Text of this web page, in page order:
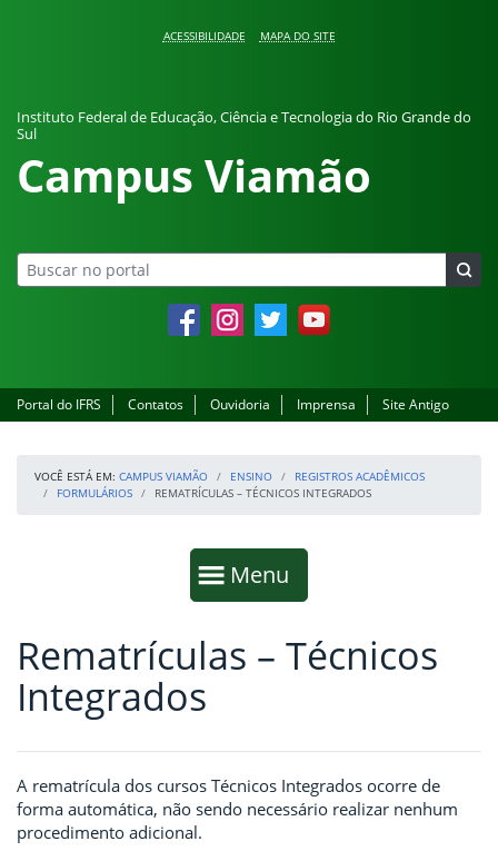
ACESSIBILIDADE MAPA DO SITE
Instituto Federal de Educação, Ciência e Tecnologia do Rio Grande do
Sul
Campus Viamão
FacebookInstagramTwitter YouTube
Portal do IFRS Contatos Ouvidoria Imprensa Site Antigo
VOCÊ ESTÁ EM: CAMPUS VIAMÃO ENSINO
REGISTROS ACADÊMICOS
FORMULÁRIOS
REMATRÍCULAS – TÉCNICOS INTEGRADOS
Mostrar
Menu
Fim da navegação
Início do conteúdo
Rematrículas – Técnicos
Integrados
A rematrícula dos cursos Técnicos Integrados ocorre de
forma automática, não sendo necessário realizar nenhum
procedimento adicional.